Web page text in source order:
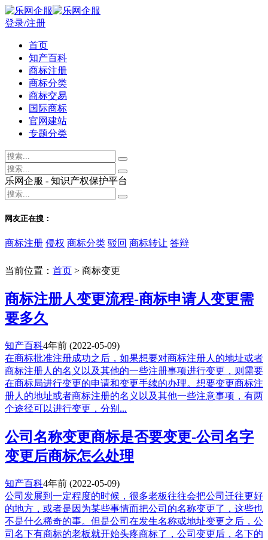
登录/注册
首页
知产百科
商标注册
商标分类
商标交易
国际商标
官网建站
专题分类
乐网企服 - 知识产权保护平台
网友正在搜：
商标注册 侵权 商标分类 驳回 商标转让 答辩
当前位置： 首页 > 商标变更
商标注册人变更流程-商标申请人变更需
要多久
知产百科4年前 (2022-05-09)
在商标批准注册成功之后，如果想要对商标注册人的地址或者
商标注册人的名义以及其他的一些注册事项进行变更，则需要
在商标局进行变更的申请和变更手续的办理。想要变更商标注
册人的地址或者商标注册的名义以及其他一些注意事项，有两
个途径可以进行变更，分别...
公司名称变更商标是否要变更-公司名字
变更后商标怎么处理
知产百科4年前 (2022-05-09)
公司发展到一定程度的时候，很多老板往往会把公司迁往更好
的地方，或者是因为某些事情而把公司的名称变更了，这些也
不是什么稀奇的事。但是公司在发生名称或地址变更之后，公
司名下有商标的老板就开始头疼商标了，公司变更后，名下的